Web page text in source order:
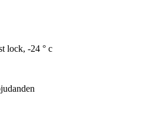
lock, -24 ° c